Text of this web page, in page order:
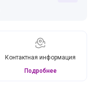
Контактная информация
Подробнее